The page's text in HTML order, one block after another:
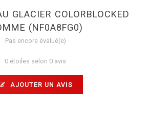
GLACIER COLORBLOCKED
(NF0A8FG0)
Pas encore évalué(e)
0 étoiles selon 0 avis
AJOUTER UN AVIS